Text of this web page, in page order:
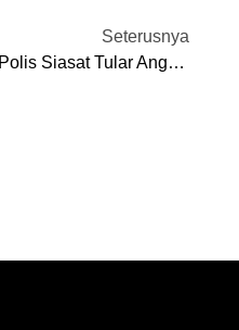
Seterusnya
Polis Siasat Tular Anggota Tentera Bergaduh Di Stadium